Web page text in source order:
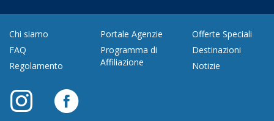
Chi siamo
FAQ
Regolamento
Portale Agenzie
Programma di
Affiliazione
Offerte Speciali
Destinazioni
Notizie